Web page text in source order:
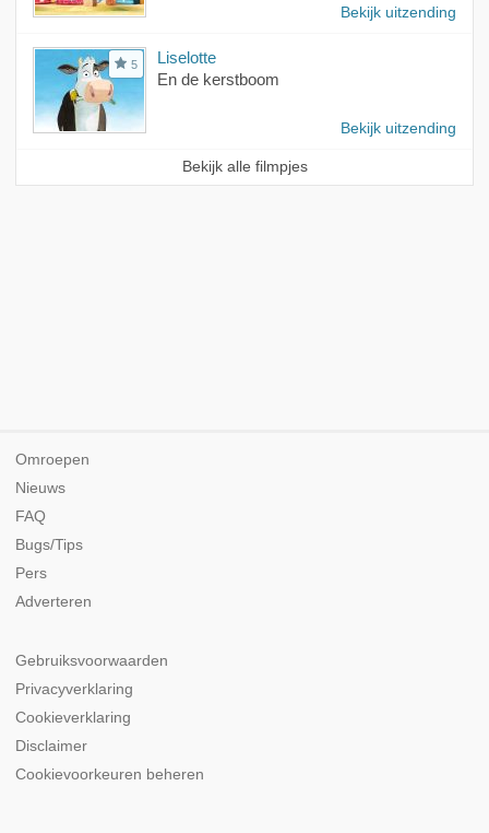
Bekijk uitzending
5
Liselotte
En de kerstboom
Bekijk uitzending
Bekijk alle filmpjes
Omroepen
Nieuws
FAQ
Bugs/Tips
Pers
Adverteren
Gebruiksvoorwaarden
Privacyverklaring
Cookieverklaring
Disclaimer
Cookievoorkeuren beheren